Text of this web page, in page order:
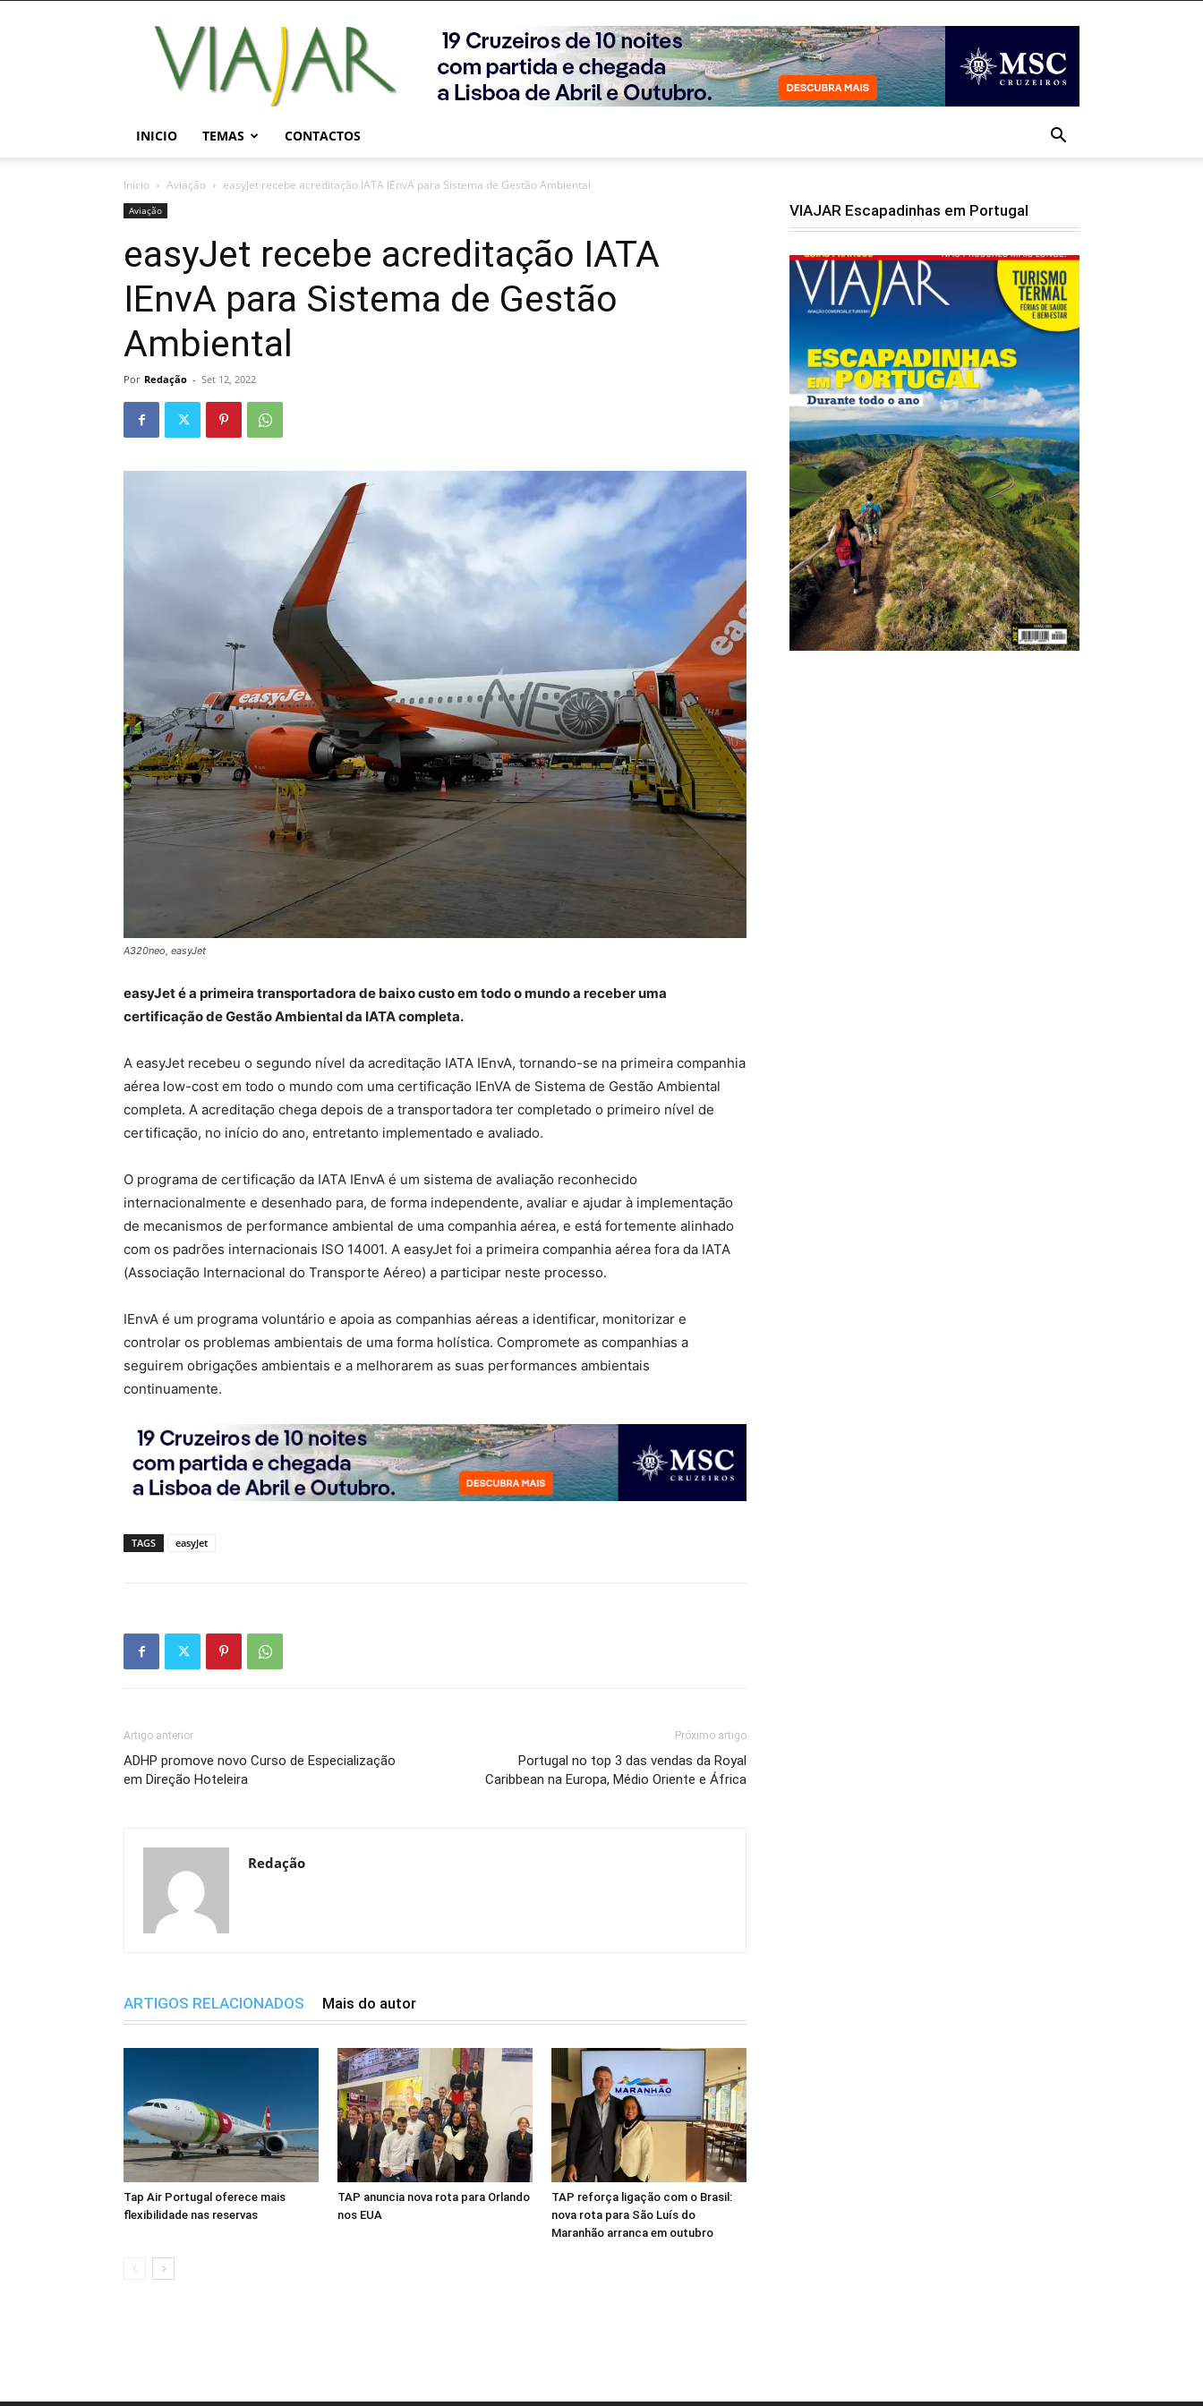
Viajar
Magazine
Online
INICIO TEMAS CONTACTOS
Início Aviação easyJet recebe acreditação IATA IEnvA para Sistema de Gestão Ambiental
Aviação
easyJet recebe acreditação IATA
IEnvA para Sistema de Gestão
Ambiental
Por Redação - Set 12, 2022
A320neo, easyJet
easyJet é a primeira transportadora de baixo custo em todo o mundo a receber uma
certificação de Gestão Ambiental da IATA completa.
A easyJet recebeu o segundo nível da acreditação IATA IEnvA, tornando-se na primeira companhia
aérea low-cost em todo o mundo com uma certificação IEnVA de Sistema de Gestão Ambiental
completa. A acreditação chega depois de a transportadora ter completado o primeiro nível de
certificação, no início do ano, entretanto implementado e avaliado.
O programa de certificação da IATA IEnvA é um sistema de avaliação reconhecido
internacionalmente e desenhado para, de forma independente, avaliar e ajudar à implementação
de mecanismos de performance ambiental de uma companhia aérea, e está fortemente alinhado
com os padrões internacionais ISO 14001. A easyJet foi a primeira companhia aérea fora da IATA
(Associação Internacional do Transporte Aéreo) a participar neste processo.
IEnvA é um programa voluntário e apoia as companhias aéreas a identificar, monitorizar e
controlar os problemas ambientais de uma forma holística. Compromete as companhias a
seguirem obrigações ambientais e a melhorarem as suas performances ambientais
continuamente.
TAGS easyJet
Artigo anterior
ADHP promove novo Curso de Especialização
em Direção Hoteleira
Próximo artigo
Portugal no top 3 das vendas da Royal
Caribbean na Europa, Médio Oriente e África
Redação
ARTIGOS RELACIONADOS Mais do autor
Tap Air Portugal oferece mais
flexibilidade nas reservas
TAP anuncia nova rota para Orlando
nos EUA
TAP reforça ligação com o Brasil:
nova rota para São Luís do
Maranhão arranca em outubro
VIAJAR Escapadinhas em Portugal